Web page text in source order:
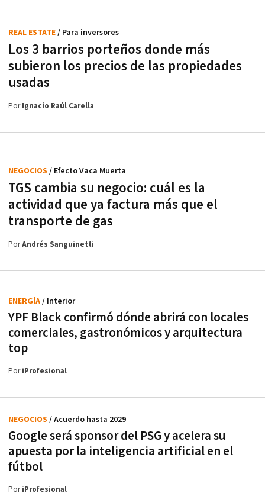
Los 3 barrios porteños donde más
subieron los precios de las propiedades
usadas
REAL ESTATE/ Para inversores
PorIgnacio Raúl Carella
TGS cambia su negocio: cuál es la
actividad que ya factura más que el
transporte de gas
NEGOCIOS / Efecto Vaca Muerta
PorAndrés Sanguinetti
YPF Black confirmó dónde abrirá con locales
comerciales, gastronómicos y arquitectura
top
ENERGÍA/ Interior
PoriProfesional
Google será sponsor del PSG y acelera su
apuesta por la inteligencia artificial en el
fútbol
NEGOCIOS / Acuerdo hasta 2029
PoriProfesional